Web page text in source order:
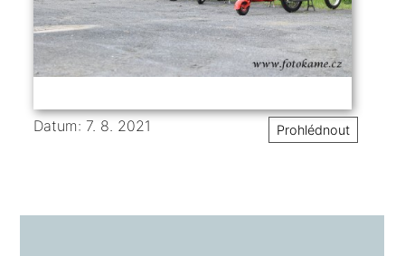
Datum: 7. 8. 2021 Prohlédnout